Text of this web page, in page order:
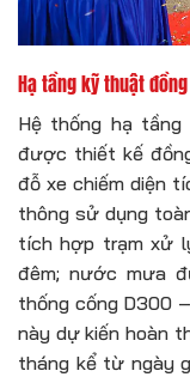
Hạ tầng kỹ thuật
Hệ thống hạ
được thiết kế
đỗ xe chiếm diện
thông sử dụng
tích hợp trạm xử
đêm; nước mưa
thống cống D300
này dự kiến hoàn
tháng kể từ ngày